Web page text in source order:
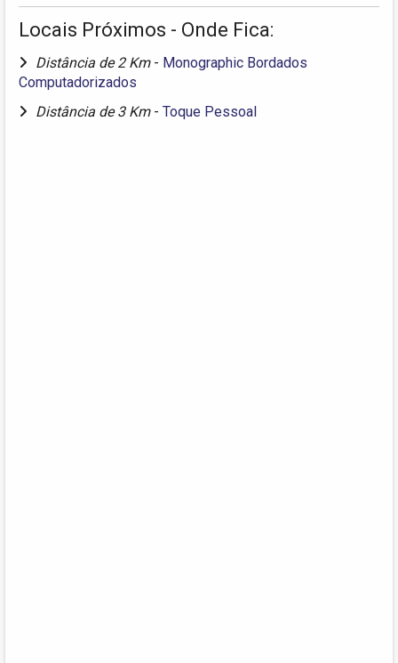
Locais Próximos - Onde Fica:
Distância de 2 Km - Monographic Bordados
Computadorizados
Distância de 3 Km - Toque Pessoal